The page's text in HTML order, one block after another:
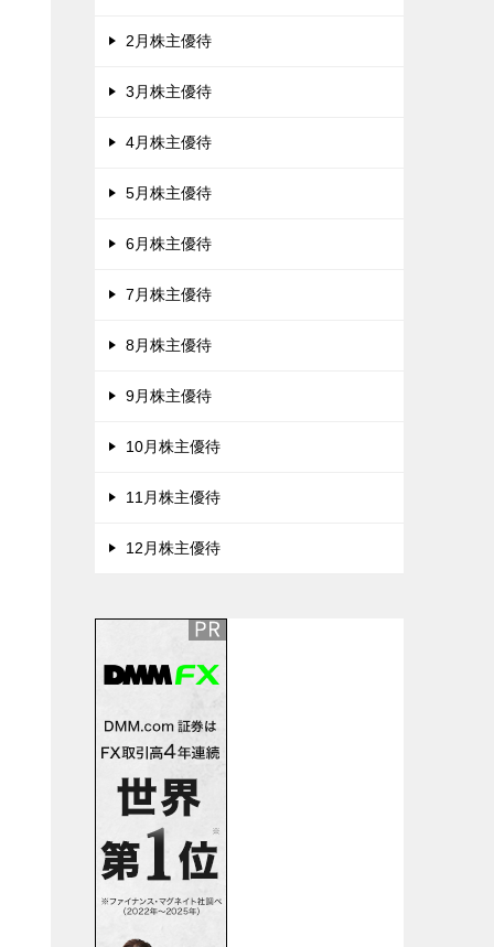
2月株主優待
3月株主優待
4月株主優待
5月株主優待
6月株主優待
7月株主優待
8月株主優待
9月株主優待
10月株主優待
11月株主優待
12月株主優待